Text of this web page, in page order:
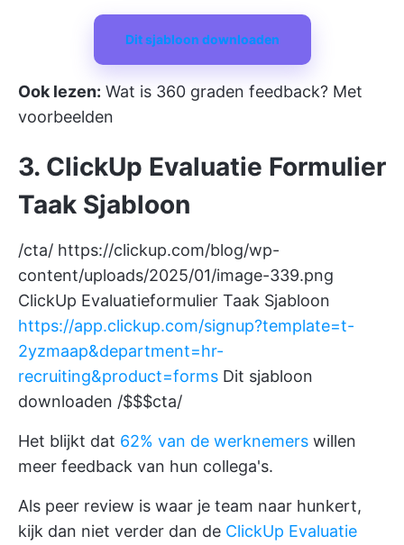
Dit sjabloon downloaden
Ook lezen: Wat is 360 graden feedback? Met
voorbeelden
3. ClickUp Evaluatie Formulier
Taak Sjabloon
/cta/ https://clickup.com/blog/wp-
content/uploads/2025/01/image-339.png
ClickUp Evaluatieformulier Taak Sjabloon
https://app.clickup.com/signup?template=t-
2yzmaap&department=hr-
recruiting&product=forms Dit sjabloon
downloaden /$$$cta/
Het blijkt dat 62% van de werknemers willen
meer feedback van hun collega's.
Als peer review is waar je team naar hunkert,
kijk dan niet verder dan de ClickUp Evaluatie